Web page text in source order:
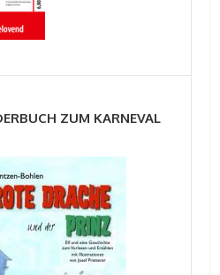
ZUM KARNEVAL